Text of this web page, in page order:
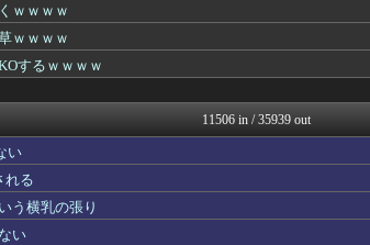
ｗｗｗ」
事実を知った俺...
浮気ちゃんねる
まとめ芸能＠美女画像まとめ...
て腕立て5...
ベイスターズNEWS
ク獲得を発...
海外の反応ジャーナル
島の平和記念...
おーるじゃんる
ｗｗｗｗ
ｗｗｗｗ
するｗｗｗｗ
11506 in / 35939 out
い
れる
う横乳の張り
い